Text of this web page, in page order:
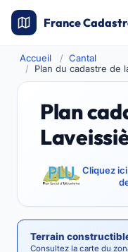
France
Accueil
Cantal
Plan du cadastre de
Plan
Cliquez
Terrain
Consultez la carte du